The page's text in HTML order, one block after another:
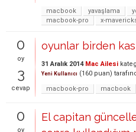
macbook
yavaşlama
macbook-pro
x-
0
oy
3
cevap
oyunlar birden
31 Aralık 2014 Mac Ailesi
Yeni Kullanıcı (160 puan)
macbook-pro
macbook
0
oy
El capitan